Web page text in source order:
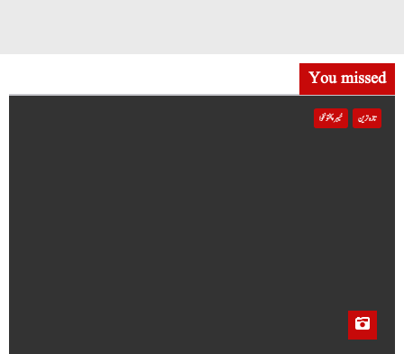
You missed
تازہ ترین خیبر پختونخوا